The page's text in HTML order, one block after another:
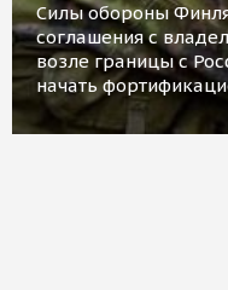
Силы обороны
соглашения с
возле границы с
начать